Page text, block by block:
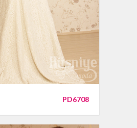
PD6708